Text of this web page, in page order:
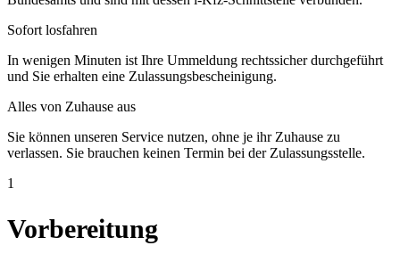
Sofort losfahren
In wenigen Minuten ist Ihre Ummeldung rechtssicher durchgeführt
und Sie erhalten eine Zulassungsbescheinigung.
Alles von Zuhause aus
Sie können unseren Service nutzen, ohne je ihr Zuhause zu
verlassen. Sie brauchen keinen Termin bei der Zulassungsstelle.
1
Vorbereitung